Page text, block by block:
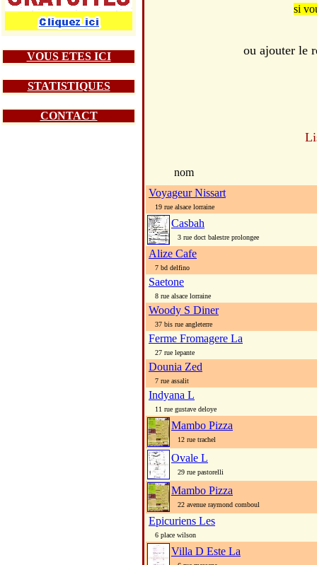
VOUS ETES ICI
STATISTIQUES
CONTACT
si
ou ajouter le
nom
Voyageur Nissart
19 rue alsace lorraine
Casbah
3 rue doct balestre prolongee
Alize Cafe
7 bd delfino
Saetone
8 rue alsace lorraine
Woody S Diner
37 bis rue angleterre
Ferme Fromagere La
27 rue lepante
Dounia Zed
7 rue assalit
Indyana L
11 rue gustave deloye
Mambo Pizza
12 rue trachel
Ovale L
29 rue pastorelli
Mambo Pizza
22 avenue raymond comboul
Epicuriens Les
6 place wilson
Villa D Este La